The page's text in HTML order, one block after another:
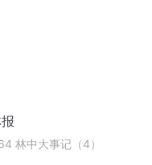
林中大事记（4）